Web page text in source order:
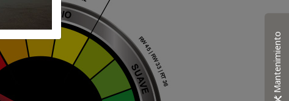
Mantenimiento